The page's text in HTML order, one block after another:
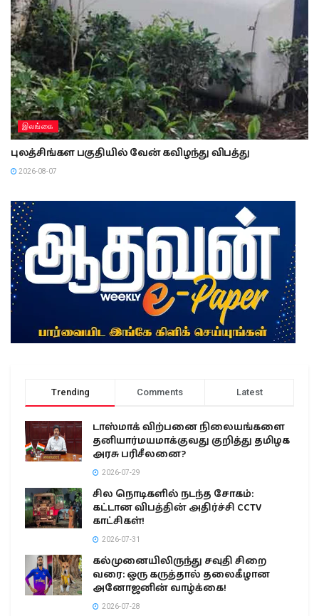
இலங்கை
புலத்சிங்கள பகுதியில் வேன் கவிழந்து விபத்து
2026-08-07
Trending Comments Latest
டாஸ்மாக் விற்பனை நிலையங்களை
தனியார்மயமாக்குவது குறித்து தமிழக
அரசு பரிசீலனை?
2026-07-29
சில நொடிகளில் நடந்த சோகம்:
கட்டான விபத்தின் அதிர்ச்சி CCTV
காட்சிகள்!
2026-07-31
கல்முனையிலிருந்து சவுதி சிறை
வரை: ஒரு கருத்தால் தலைகீழான
அனோஜனின் வாழ்க்கை!
2026-07-28